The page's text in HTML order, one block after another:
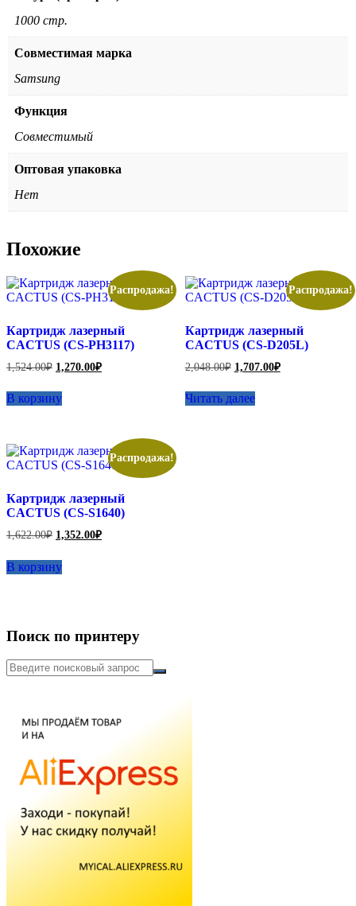
1000 стр.
Совместимая марка
Samsung
Функция
Совместимый
Оптовая упаковка
Нет
Похожие
Распродажа!
Картридж лазерный
CACTUS (CS-PH3117)
1,524.00₽ Первоначальная
цена
составляла
1,524.00₽.
1,270.00₽Текущая
цена:
В корзину
Распродажа!
Картридж лазерный
CACTUS (CS-D205L)
2,048.00₽ Первоначальная
цена
составляла
2,048.00₽.
1,707.00₽Текущая
цена:
Читать далее
Распродажа!
Картридж лазерный
CACTUS (CS-S1640)
1,622.00₽ Первоначальная
составляла
1,622.00₽.
1,352.00₽Текущая
В корзину
Поиск по принтеру
Искать: